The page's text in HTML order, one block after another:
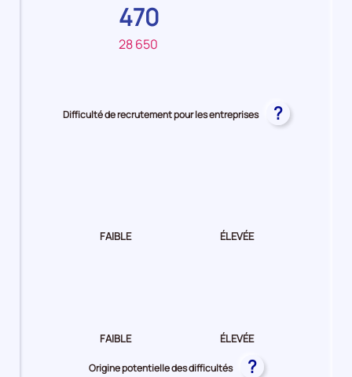
470
28 650
Difficulté de recrutement pour les entreprises ?
FAIBLE ÉLEVÉE
FAIBLE ÉLEVÉE
Origine potentielle des difficultés ?